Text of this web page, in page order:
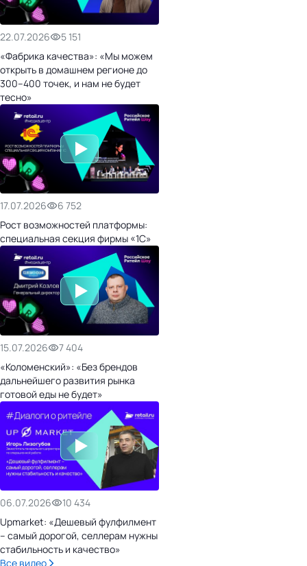
22.07.2026
5 151
«Фабрика качества»: «Мы можем
открыть в домашнем регионе до
300–400 точек, и нам не будет
тесно»
17.07.2026
6 752
Рост возможностей платформы:
специальная секция фирмы «1С»
15.07.2026
7 404
«Коломенский»: «Без брендов
дальнейшего развития рынка
готовой еды не будет»
06.07.2026
10 434
Upmarket: «Дешевый фулфилмент
– самый дорогой, селлерам нужны
стабильность и качество»
Все видео